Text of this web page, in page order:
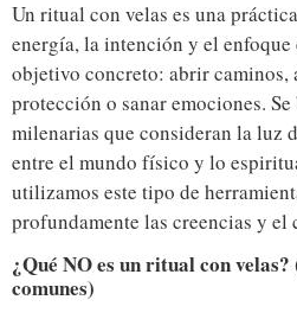
Un ritual con velas es una
energía, la intención y el
objetivo concreto: abrir caminos,
protección o sanar emociones.
milenarias que consideran la luz
entre el mundo físico y lo
utilizamos este tipo de
profundamente las creencias y el
¿Qué NO es un ritual con
comunes)